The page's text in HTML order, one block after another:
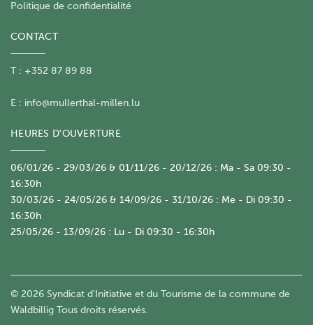
Politique de confidentialité
CONTACT
T : +352 87 89 88
E : info@mullerthal-millen.lu
HEURES D'OUVERTURE
06/01/26 - 29/03/26 & 01/11/26 - 20/12/26 : Ma - Sa 09:30 -
16:30h
30/03/26 - 24/05/26 & 14/09/26 - 31/10/26 : Me - Di 09:30 -
16:30h
25/05/26 - 13/09/26 : Lu - Di 09:30 - 16:30h
© 2026 Syndicat d'Initiative et du Tourisme de la commune de
Waldbillig Tous droits réservés.